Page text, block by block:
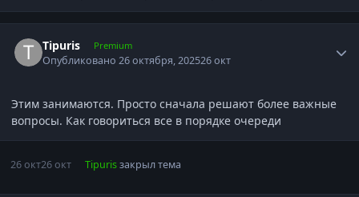
Tipuris Premium
Опубликовано26 октября, 202526 окт
Этим занимаются. Просто сначала решают более важные
вопросы. Как говориться все в порядке очереди
26 окт26 окт Tipurisзакрыл тема